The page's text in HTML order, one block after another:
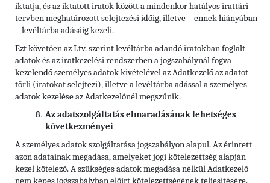
iktatja, és az iktatott iratok között a mindenkor hatályos irattári
tervben meghatározott selejtezési időig, illetve – ennek hiányában
– levéltárba adásáig kezeli.
Ezt követően az Ltv. szerint levéltárba adandó iratokban foglalt
adatok és az iratkezelési rendszerben a jogszabálynál fogva
kezelendő személyes adatok kivételével az Adatkezelő az adatot
törli (iratokat selejtezi), illetve a levéltárba adással a személyes
adatok kezelése az Adatkezelőnél megszűnik.
Az adatszolgáltatás elmaradásának lehetséges
következményei
A személyes adatok szolgáltatása jogszabályon alapul. Az érintett
azon adatainak megadása, amelyeket jogi kötelezettség alapján
kezel kötelező. A szükséges adatok megadása nélkül Adatkezelő
nem képes jogszabályban előírt kötelezettségének teljesítésére.